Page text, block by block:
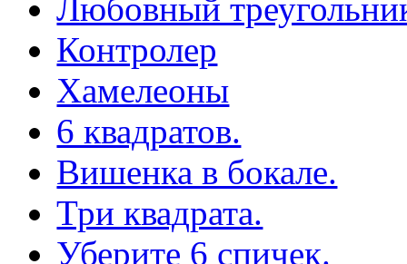
Любовный
Контролер
Хамелеоны
6 квадратов.
Вишенка в бокале.
Три квадрата.
Уберите 6 спичек.